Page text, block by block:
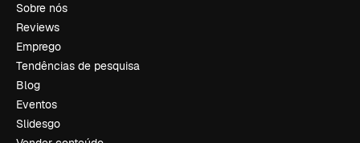
Sobre nós
Reviews
Emprego
Tendências de pesquisa
Blog
Eventos
Slidesgo